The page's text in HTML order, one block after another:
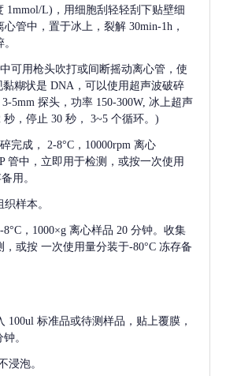
1mmol/L)，用细胞刮轻轻刮下贴壁细
管中，置于冰上，裂解 30min-1h，
可用枪头吹打或间断摇动离心管，使
黏糊状是 DNA，可以使用超声波破碎
5mm 探头，功率 150-300W, 冰上超声
，停止 30 秒， 3~5 个循环。)
完成，
2-8°C，10000rpm 离心
管中，立即用于检测，或按一次使用
用。
样本。
8°C，1000×g 离心样品 20 分钟。收集
，或按 一次使用量分装于-80°C 冻存备
100ul 标准品或待测样品，贴上覆膜，
。
浸泡。